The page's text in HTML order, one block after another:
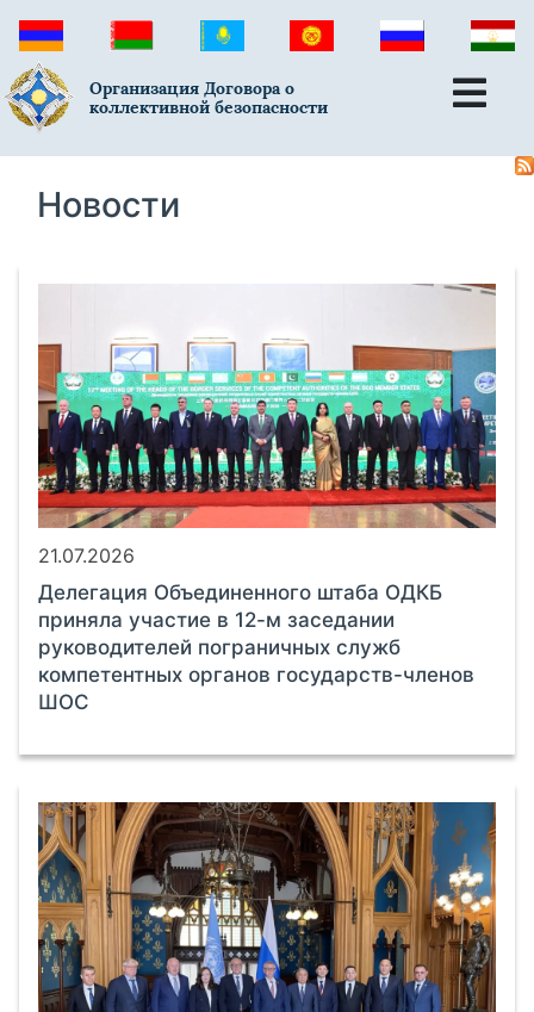
Организация Договора о
коллективной безопасности
Новости
21.07.2026
Делегация Объединенного штаба ОДКБ
приняла участие в 12-м заседании
руководителей пограничных служб
компетентных органов государств-членов
ШОС